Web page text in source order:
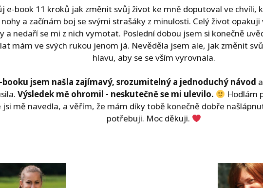
e-book 11 kroků jak změnit svůj život ke mně doputoval ve chvíli,
a začínám boj se svými strašáky z minulosti. Celý život
a nedaří se mi z nich vymotat. Poslední dobou jsem si konečně
mám ve svých rukou jenom já. Nevěděla jsem ale, jak změnit
hlavu, aby se se vším vyrovnala.
booku jsem našla zajímavý, srozumitelný a jednoduchý návod
Výsledek mě ohromil - neskutečně se mi ulevilo.
Hodlám
jsi mě navedla, a věřím, že mám díky tobě konečně dobře
potřebuji. Moc děkuji.